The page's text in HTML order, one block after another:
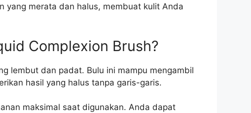
yang merata dan halus, membuat kulit Anda
Complexion Brush?
lembut dan padat. Bulu ini mampu mengambil
hasil yang halus tanpa garis-garis.
maksimal saat digunakan. Anda dapat